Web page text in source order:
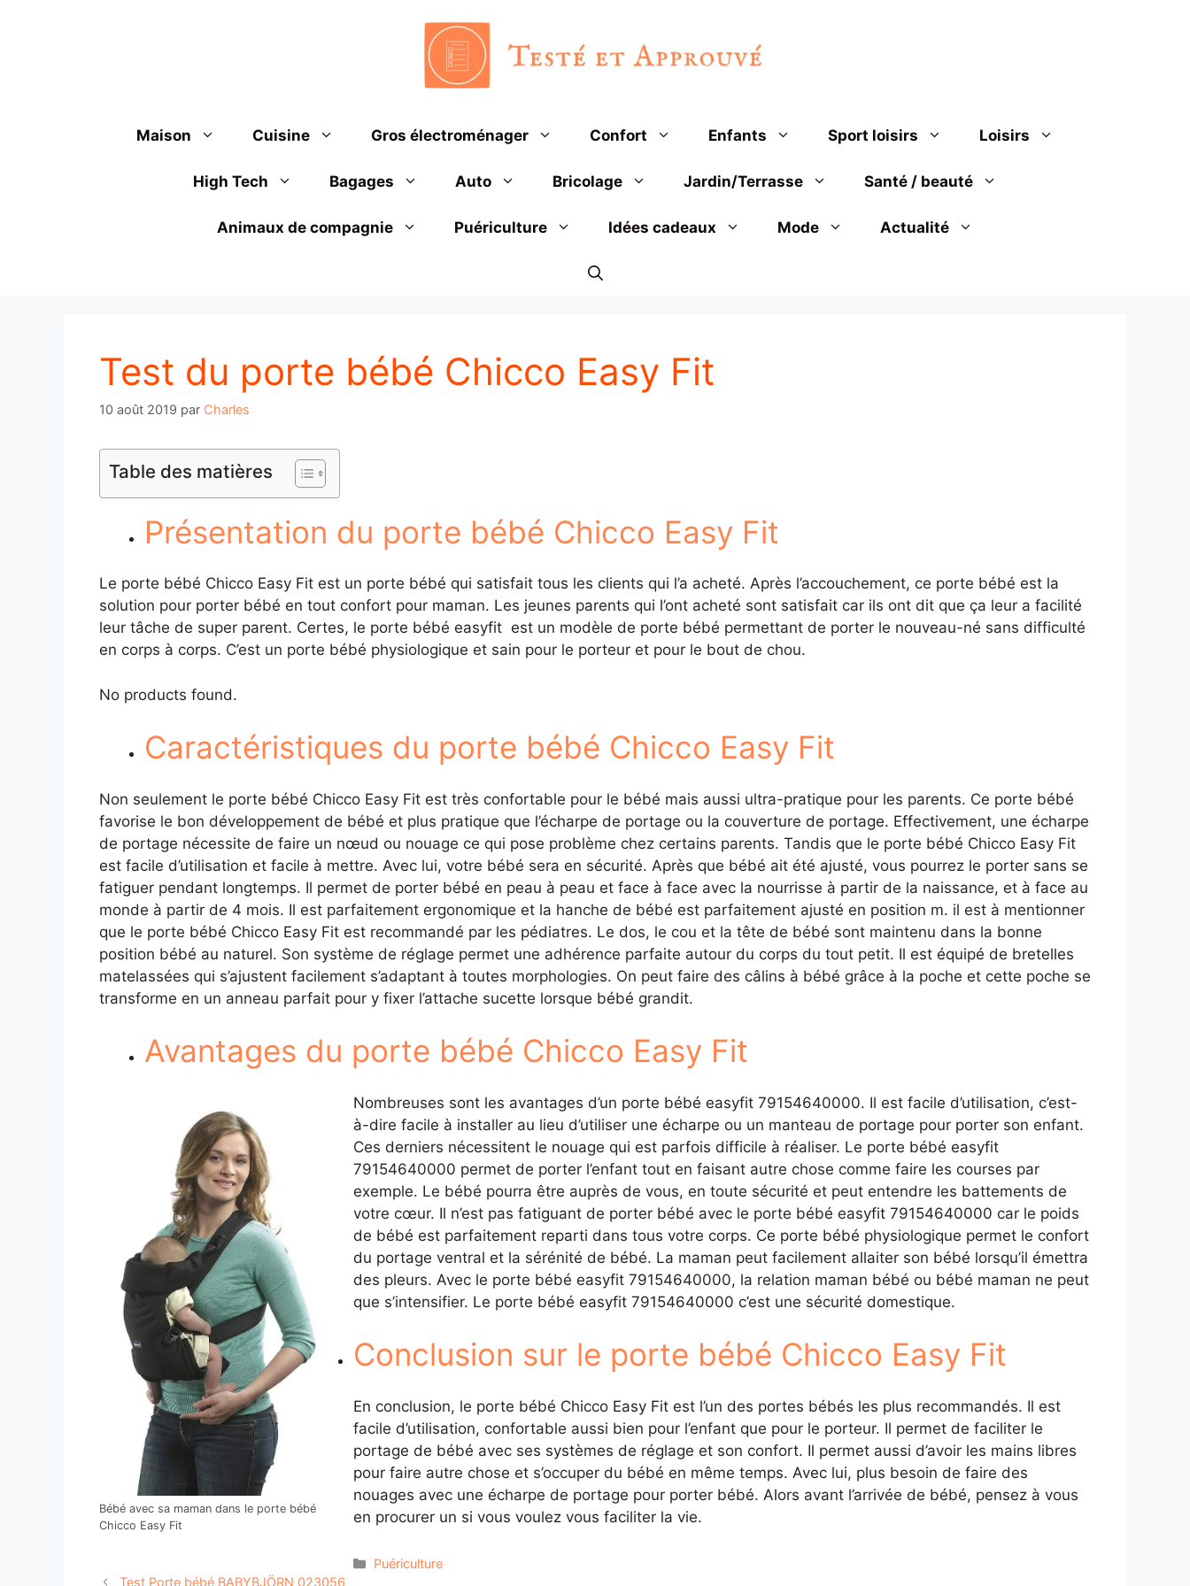
Maison Cuisine Gros électroménager Confort Enfants Sport loisirs Loisirs
High Tech Bagages Auto Bricolage Jardin/Terrasse Santé / beauté
Animaux de compagnie Puériculture Idées cadeaux Mode Actualité
Test du porte bébé Chicco Easy Fit
10 août 2019 par Charles
Table des matières
Présentation du porte bébé Chicco Easy Fit
Le porte bébé Chicco Easy Fit est un porte bébé qui satisfait tous les clients qui l’a acheté. Après l’accouchement, ce porte bébé est la
solution pour porter bébé en tout confort pour maman. Les jeunes parents qui l’ont acheté sont satisfait car ils ont dit que ça leur a facilité
leur tâche de super parent. Certes, le porte bébé easyfit est un modèle de porte bébé permettant de porter le nouveau-né sans difficulté
en corps à corps. C’est un porte bébé physiologique et sain pour le porteur et pour le bout de chou.
No products found.
Caractéristiques du porte bébé Chicco Easy Fit
Non seulement le porte bébé Chicco Easy Fit est très confortable pour le bébé mais aussi ultra-pratique pour les parents. Ce porte bébé
favorise le bon développement de bébé et plus pratique que l’écharpe de portage ou la couverture de portage. Effectivement, une écharpe
de portage nécessite de faire un nœud ou nouage ce qui pose problème chez certains parents. Tandis que le porte bébé Chicco Easy Fit
est facile d’utilisation et facile à mettre. Avec lui, votre bébé sera en sécurité. Après que bébé ait été ajusté, vous pourrez le porter sans se
fatiguer pendant longtemps. Il permet de porter bébé en peau à peau et face à face avec la nourrisse à partir de la naissance, et à face au
monde à partir de 4 mois. Il est parfaitement ergonomique et la hanche de bébé est parfaitement ajusté en position m. il est à mentionner
que le porte bébé Chicco Easy Fit est recommandé par les pédiatres. Le dos, le cou et la tête de bébé sont maintenu dans la bonne
position bébé au naturel. Son système de réglage permet une adhérence parfaite autour du corps du tout petit. Il est équipé de bretelles
matelassées qui s’ajustent facilement s’adaptant à toutes morphologies. On peut faire des câlins à bébé grâce à la poche et cette poche se
transforme en un anneau parfait pour y fixer l’attache sucette lorsque bébé grandit.
Avantages du porte bébé Chicco Easy Fit
Bébé avec sa maman dans le porte bébé
Chicco Easy Fit
Nombreuses sont les avantages d’un porte bébé easyfit 79154640000. Il est facile d’utilisation, c’est-
à-dire facile à installer au lieu d’utiliser une écharpe ou un manteau de portage pour porter son enfant.
Ces derniers nécessitent le nouage qui est parfois difficile à réaliser. Le porte bébé easyfit
79154640000 permet de porter l’enfant tout en faisant autre chose comme faire les courses par
exemple. Le bébé pourra être auprès de vous, en toute sécurité et peut entendre les battements de
votre cœur. Il n’est pas fatiguant de porter bébé avec le porte bébé easyfit 79154640000 car le poids
de bébé est parfaitement reparti dans tous votre corps. Ce porte bébé physiologique permet le confort
du portage ventral et la sérénité de bébé. La maman peut facilement allaiter son bébé lorsqu’il émettra
des pleurs. Avec le porte bébé easyfit 79154640000, la relation maman bébé ou bébé maman ne peut
que s’intensifier. Le porte bébé easyfit 79154640000 c’est une sécurité domestique.
Conclusion sur le porte bébé Chicco Easy Fit
En conclusion, le porte bébé Chicco Easy Fit est l’un des portes bébés les plus recommandés. Il est
facile d’utilisation, confortable aussi bien pour l’enfant que pour le porteur. Il permet de faciliter le
portage de bébé avec ses systèmes de réglage et son confort. Il permet aussi d’avoir les mains libres
pour faire autre chose et s’occuper du bébé en même temps. Avec lui, plus besoin de faire des
nouages avec une écharpe de portage pour porter bébé. Alors avant l’arrivée de bébé, pensez à vous
en procurer un si vous voulez vous faciliter la vie.
Catégories
Puériculture
Test Porte bébé BABYBJÖRN 023056